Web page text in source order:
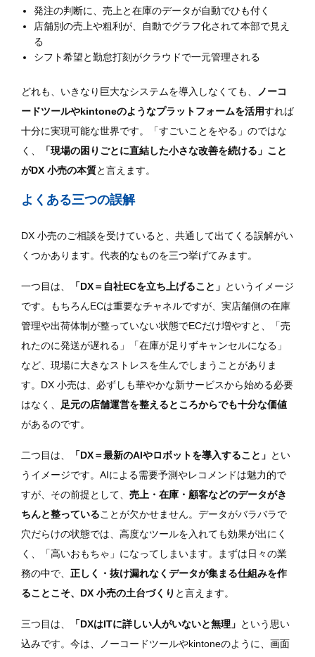
発注の判断に、売上と在庫のデータが自動でひも付く
店舗別の売上や粗利が、自動でグラフ化されて本部で見え
る
シフト希望と勤怠打刻がクラウドで一元管理される
どれも、いきなり巨大なシステムを導入しなくても、
ノーコ
ードツールやkintoneのようなプラットフォームを活用すれば
十分に実現可能な世界です。「すごいことをやる」のではな
く、
「現場の困りごとに直結した小さな改善を続ける」こと
がDX 小売の本質と言えます。
よくある三つの誤解
DX 小売のご相談を受けていると、共通して出てくる誤解がい
くつかあります。代表的なものを三つ挙げてみます。
一つ目は、 「DX＝自社ECを立ち上げること」 というイメージ
です。もちろんECは重要なチャネルですが、実店舗側の在庫
管理や出荷体制が整っていない状態でECだけ増やすと、「売
れたのに発送が遅れる」「在庫が足りずキャンセルになる」
など、現場に大きなストレスを生んでしまうことがありま
す。DX 小売は、必ずしも華やかな新サービスから始める必要
はなく、
足元の店舗運営を整えるところからでも十分な価値
があるのです。
二つ目は、 「DX＝最新のAIやロボットを導入すること」 とい
うイメージです。AIによる需要予測やレコメンドは魅力的で
すが、その前提として、 売上・在庫・顧客などのデータがき
ちんと整っていることが欠かせません。データがバラバラで
穴だらけの状態では、高度なツールを入れても効果が出にく
く、「高いおもちゃ」になってしまいます。まずは日々の業
務の中で、 正しく・抜け漏れなくデータが集まる仕組みを作
ることこそ、DX 小売の土台づくり と言えます。
三つ目は、 「DXはITに詳しい人がいないと無理」 という思い
込みです。今は、ノーコードツールやkintoneのように、画面